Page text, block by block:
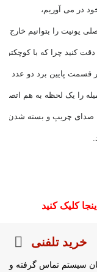
در می آوریم،
یونیت را بتوانیم خارج
کنید چرا که با
پایین برد دو عدد
را یک لحظه به هم
صدای چریپ و بسته شدن
کلیک کنید
خرید تلفنی
سیستم تماس گرفته و